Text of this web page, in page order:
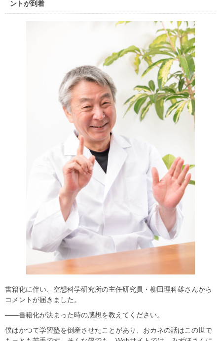
ントが到着
書籍化に伴い、空想科学研究所の主任研究員・柳田理科雄さんから
コメントが届きました。
――書籍化が決まった時の感想を教えてください。
僕はかつて学習塾を倒産させたことがあり、おカネの話はこの世で